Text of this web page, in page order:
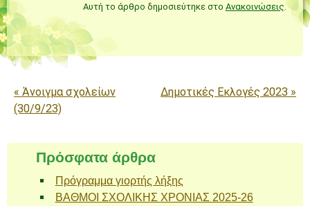
Αυτή το άρθρο δημοσιεύτηκε στο Ανακοινώσεις .
Πλοήγηση άρθρων
« Άνοιγμα σχολείων
(30/9/23)
Δημοτικές Εκλογές 2023 »
Πρόσφατα άρθρα
Πρόγραμμα γιορτής λήξης
ΒΑΘΜΟΙ ΣΧΟΛΙΚΗΣ ΧΡΟΝΙΑΣ 2025-26